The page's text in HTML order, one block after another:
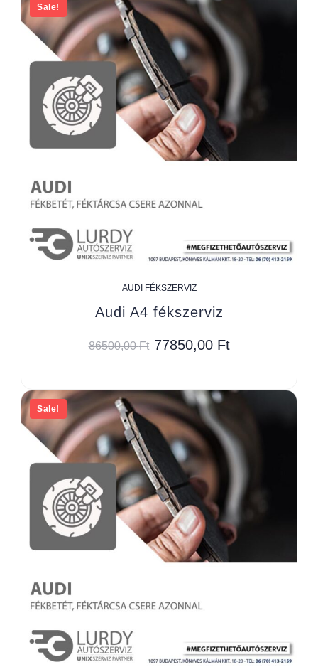
Sale!
AUDI FÉKSZERVIZ
Audi A4 fékszerviz
86500,00Ft 77850,00 Ft
Sale!